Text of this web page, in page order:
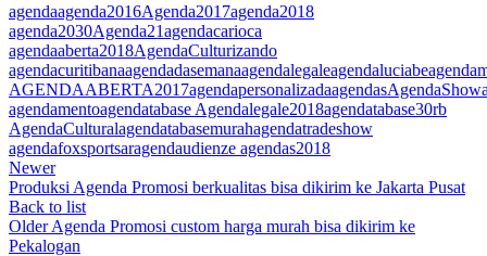
agendaagenda2016Agenda2017agenda2018
agenda2030Agenda21agendacarioca
agendaaberta2018AgendaCulturizando
agendacuritibanaagendadasemanaagendalegaleagendaluciabe
AGENDAABERTA2017agendapersonalizadaagendasAgendaShow
agendamentoagendatabase Agendalegale2018agendatabase30rb
AgendaCulturalagendatabasemurahagendatradeshow
agendafoxsportsaragendaudienze agendas2018
Newer
Produksi Agenda Promosi berkualitas bisa dikirim ke Jakarta Pusat
Back to list
Older Agenda Promosi custom harga murah bisa dikirim ke
Pekalogan